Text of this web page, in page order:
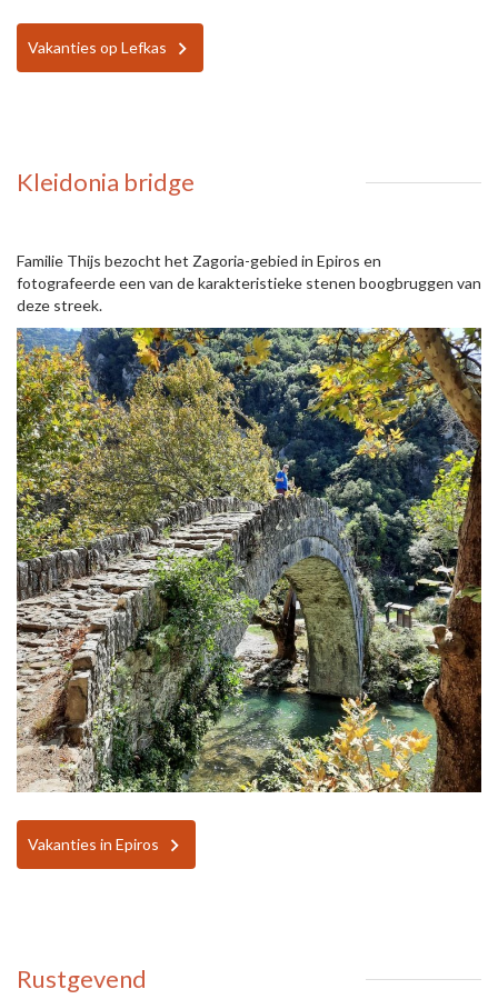
Vakanties op Lefkas
Kleidonia bridge
Familie Thijs bezocht het Zagoria-gebied in Epiros en
fotografeerde een van de karakteristieke stenen boogbruggen van
deze streek.
Vakanties in Epiros
Rustgevend